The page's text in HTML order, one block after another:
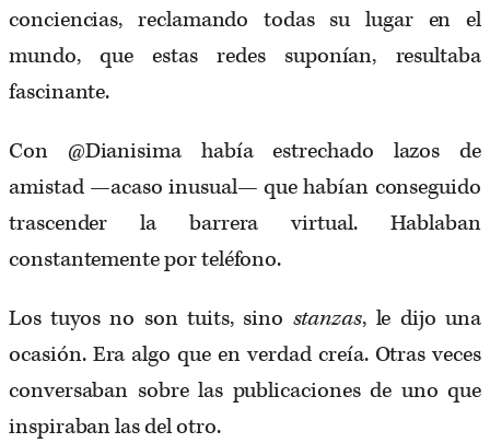
conciencias, reclamando todas su lugar en el
mundo, que estas redes suponían, resultaba
fascinante.
Con @Dianisima había estrechado lazos de
amistad —acaso inusual— que habían conseguido
trascender la barrera virtual. Hablaban
constantemente por teléfono.
Los tuyos no son tuits, sino stanzas, le dijo una
ocasión. Era algo que en verdad creía. Otras veces
conversaban sobre las publicaciones de uno que
inspiraban las del otro.